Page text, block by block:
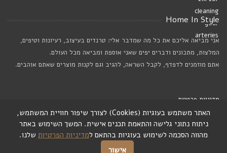
Home In Style
אני מביאה אליכם את כל מה שמדבר אלי: טרנדים בעיצוב, רעיונות וטיפים,
המלצות, מתכונים ודברים יפים שאני אוספת ומביאה מכל העולם.
אתם מוזמנים לדפדף, לקבל השראה, להגיב וגם לקנות מוצרים שאתם אוהבים.
מדיניות פרטיות
האתר משתמש בעוגיות (Cookies) לצורך שיפור חוויית המשתמש,
ניתוח נתוני גלישה והתאמת תכנים אישית. המשך השימוש באתר
מהווה הסכמה לשימוש בעוגיות בהתאם למדיניות הפרטיות שלנו.
אישור